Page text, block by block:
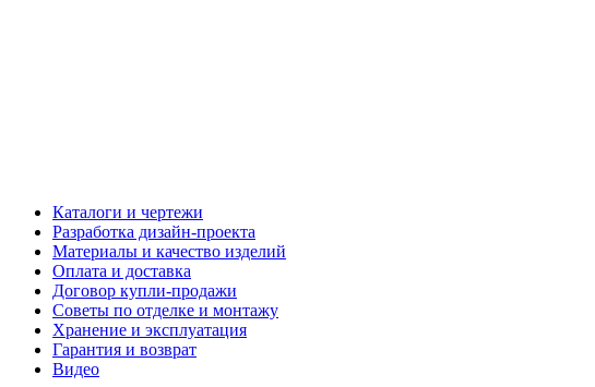
Каталоги и чертежи
Разработка дизайн-проекта
Материалы и качество изделий
Оплата и доставка
Договор купли-продажи
Советы по отделке и монтажу
Хранение и эксплуатация
Гарантия и возврат
Видео